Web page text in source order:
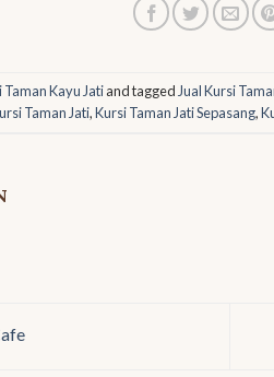
Taman Kayu Jatiand tagged Jual Kursi
Taman Jati,Kursi Taman Jati Sepasang,